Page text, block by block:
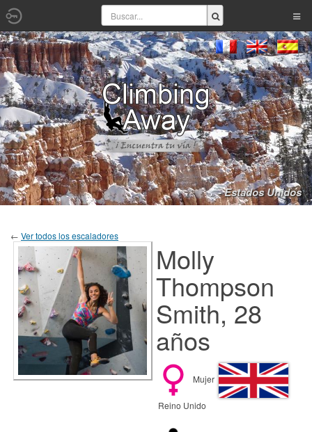
- Estados Unidos
← Ver todos los escaladores
Molly
Thompson
Smith, 28
años
Mujer
Reino Unido